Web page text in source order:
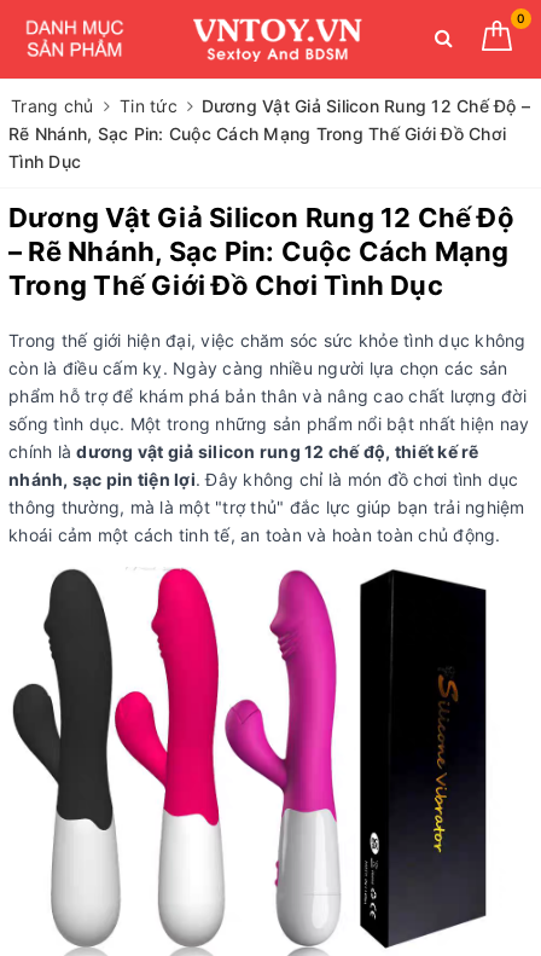
0
Trang chủ Tin tức
Dương Vật Giả Silicon Rung 12 Chế Độ –
Rẽ Nhánh, Sạc Pin: Cuộc Cách Mạng Trong Thế Giới Đồ Chơi
Tình Dục
Dương Vật Giả Silicon Rung 12 Chế Độ
– Rẽ Nhánh, Sạc Pin: Cuộc Cách Mạng
Trong Thế Giới Đồ Chơi Tình Dục
Trong thế giới hiện đại, việc chăm sóc sức khỏe tình dục không
còn là điều cấm kỵ. Ngày càng nhiều người lựa chọn các sản
phẩm hỗ trợ để khám phá bản thân và nâng cao chất lượng đời
sống tình dục. Một trong những sản phẩm nổi bật nhất hiện nay
chính làdương vật giả silicon rung 12 chế độ, thiết kế rẽ
nhánh, sạc pin tiện lợi. Đây không chỉ là món đồ chơi tình dục
thông thường, mà là một "trợ thủ" đắc lực giúp bạn trải nghiệm
khoái cảm một cách tinh tế, an toàn và hoàn toàn chủ động.